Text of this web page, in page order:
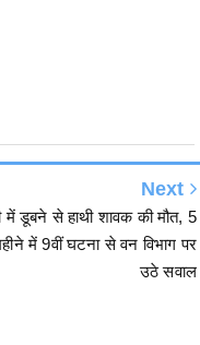
महीने में 9वीं घटना से वन विभाग पर
उठे सवाल